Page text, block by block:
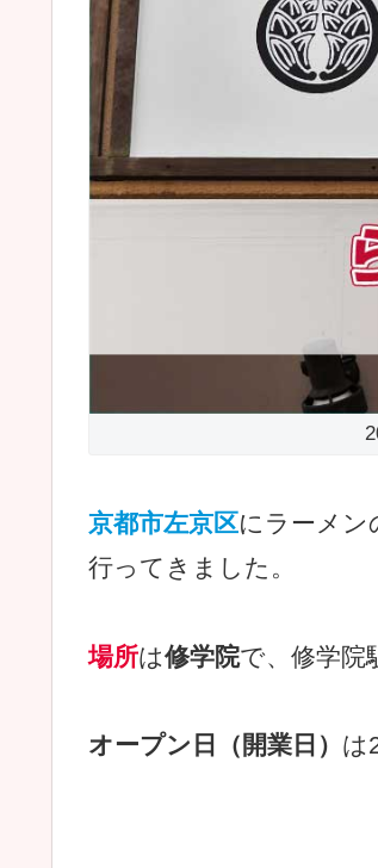
京都市左京区にラーメン
行ってきました。
場所は修学院で、修学院
オープン日（開業日） は